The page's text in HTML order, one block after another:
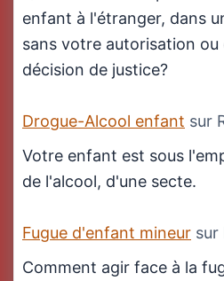
enfant à l'étranger, dans
sans votre autorisation
décision de justice?
Drogue-Alcool enfant sur
Votre enfant est sous
de l'alcool, d'une secte.
Fugue d'enfant mineur sur
Comment agir face à la